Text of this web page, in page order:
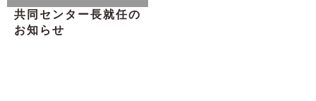
共同センター長就任の
お知らせ